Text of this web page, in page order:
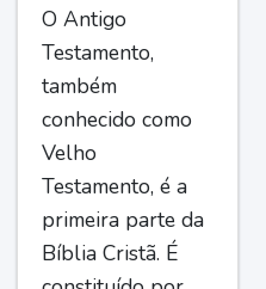
O Antigo
Testamento,
também
conhecido como
Velho
Testamento, é a
primeira parte da
Bíblia Cristã. É